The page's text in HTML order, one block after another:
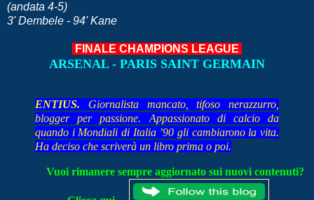
(andata 4-5)
3' Dembele - 94' Kane
FINALE CHAMPIONS LEAGUE
ARSENAL - PARIS SAINT GERMAIN
ENTIUS. Giornalista mancato, tifoso nerazzurro,
blogger per passione. Appassionato di calcio da
quando i Mondiali di Italia ’90 gli cambiarono la vita.
Ha deciso che scriverà un libro prima o poi.
Vuoi rimanere sempre aggiornato sui nuovi contenuti?